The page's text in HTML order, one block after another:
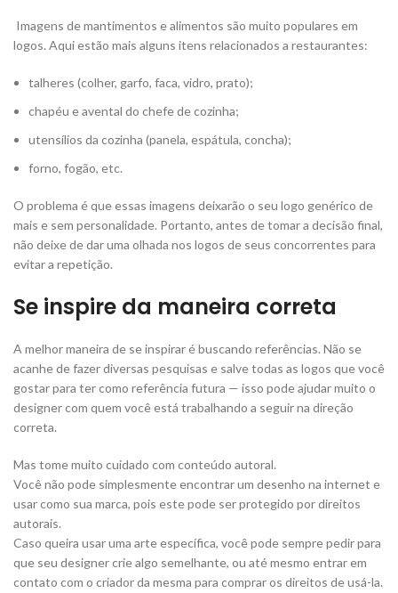
Imagens de mantimentos e alimentos são muito populares em
logos. Aqui estão mais alguns itens relacionados a restaurantes:
talheres (colher, garfo, faca, vidro, prato);
chapéu e avental do chefe de cozinha;
utensílios da cozinha (panela, espátula, concha);
forno, fogão, etc.
O problema é que essas imagens deixarão o seu logo genérico de
mais e sem personalidade. Portanto, antes de tomar a decisão final,
não deixe de dar uma olhada nos logos de seus concorrentes para
evitar a repetição.
Se inspire da maneira correta
A melhor maneira de se inspirar é buscando referências. Não se
acanhe de fazer diversas pesquisas e salve todas as logos que você
gostar para ter como referência futura — isso pode ajudar muito o
designer com quem você está trabalhando a seguir na direção
correta.
Mas tome muito cuidado com conteúdo autoral.
Você não pode simplesmente encontrar um desenho na internet e
usar como sua marca, pois este pode ser protegido por direitos
autorais.
Caso queira usar uma arte específica, você pode sempre pedir para
que seu designer crie algo semelhante, ou até mesmo entrar em
contato com o criador da mesma para comprar os direitos de usá-la.